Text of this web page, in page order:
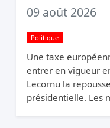
09 août 2026
Politique
Une taxe
entrer en vigueur
Lecornu la
présidentielle. Les